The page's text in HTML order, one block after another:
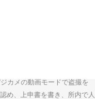
則がどのように強化される
カメの動画モードで盗撮を
め、上申書を書き、所内で人